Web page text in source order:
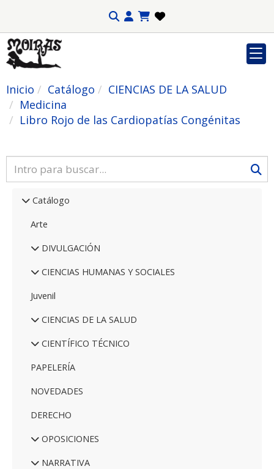
Inicio Catálogo
CIENCIAS DE LA SALUD
Medicina
Libro Rojo de las Cardiopatías Congénitas
Catálogo
Arte
DIVULGACIÓN
CIENCIAS HUMANAS Y SOCIALES
Juvenil
CIENCIAS DE LA SALUD
CIENTÍFICO TÉCNICO
PAPELERÍA
NOVEDADES
DERECHO
OPOSICIONES
NARRATIVA